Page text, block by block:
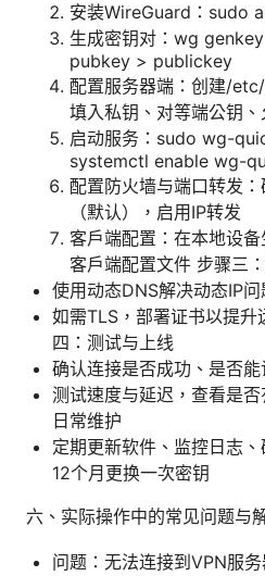
安装WireGuard：sudo
生成密钥对：wg
pubkey > publickey
配置服务器端：创建/
填入私钥、对等端公钥
启动服务：sudo wg-
systemctl enable wg-
配置防火墙与端口转发
（默认），启用IP转发
客户端配置：在本地设
客户端配置文件 步骤三
使用动态DNS解决动态IP
如需TLS，部署证书以提
四：测试与上线
确认连接是否成功、是否
测试速度与延迟，查看是
日常维护
定期更新软件、监控日志
12个月更换一次密钥
六、实际操作中的常见问题与
问题：无法连接到VPN服